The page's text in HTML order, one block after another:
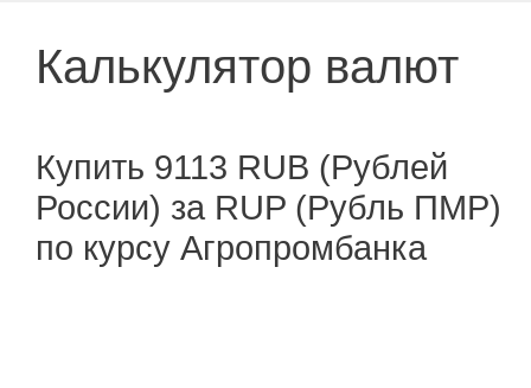
Калькулятор валют
Купить 9113 RUB (Рублей
России) за RUP (Рубль ПМР)
по курсу Агропромбанка